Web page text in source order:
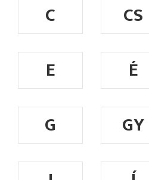
C
CS
E
É
G
GY